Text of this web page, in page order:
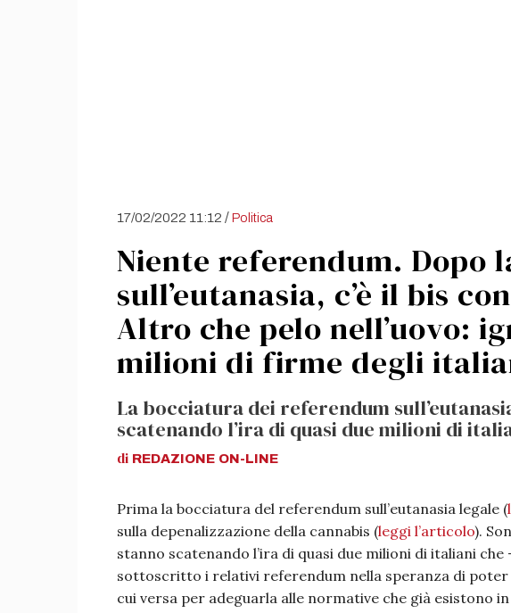
17/02/2022 11:12 /Politica
Niente referendum. Dopo
sull’eutanasia, c’è il bis
Altro che pelo nell’uovo:
milioni di firme degli
La bocciatura dei referendum
scatenando l’ira di quasi due milioni di
di REDAZIONE ON-LINE
Prima la bocciatura del referendum sull’eutanasia legale (
sulla depenalizzazione della cannabis (leggi l’articolo).
stanno scatenando l’ira di quasi due milioni di italiani
sottoscritto i relativi referendum nella speranza di poter
cui versa per adeguarla alle normative che già esistono